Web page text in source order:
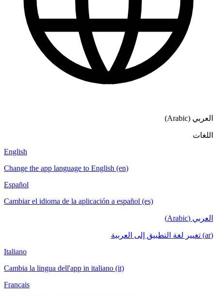
Change the app language to English (en)
Cambiar el idioma de la aplicación a
Cambia la lingua dell'app in italiano (it)